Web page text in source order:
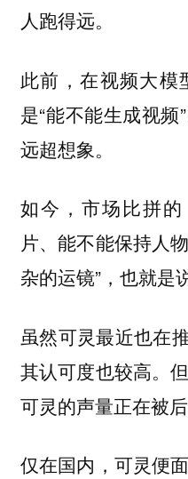
人跑得远。
此前，在视频大模
是“能不能生成视频
远超想象。
如今，市场比拼
片、能不能保持人
杂的运镜”，也就是
虽然可灵最近也在
其认可度也较高。
可灵的声量正在被后
仅在国内，可灵便